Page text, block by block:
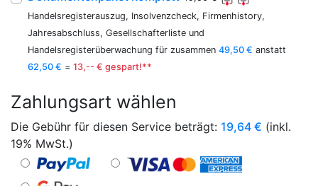
Handelsregisterauszug, Insolvenzcheck, Firmenhistory,
Jahresabschluss, Gesellschafterliste und
Handelsregisterüberwachung für zusammen 49,50 € anstatt
62,50 € = 13,-- € gespart!**
Zahlungsart wählen
Die Gebühr für diesen Service beträgt: 19,64 € (inkl.
19% MwSt.)